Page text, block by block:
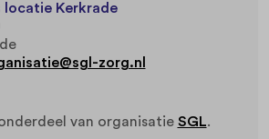
locatie Kerkrade
zorg.nl
van organisatie SGL.